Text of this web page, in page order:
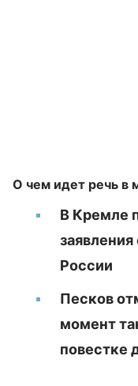
О чем идет речь в
В Кремле
России
Песков
момент
повестке